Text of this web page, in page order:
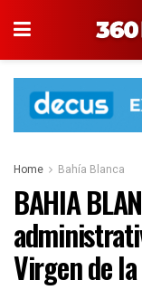
Home Bahía Blanca
BAHIA
Virgen de